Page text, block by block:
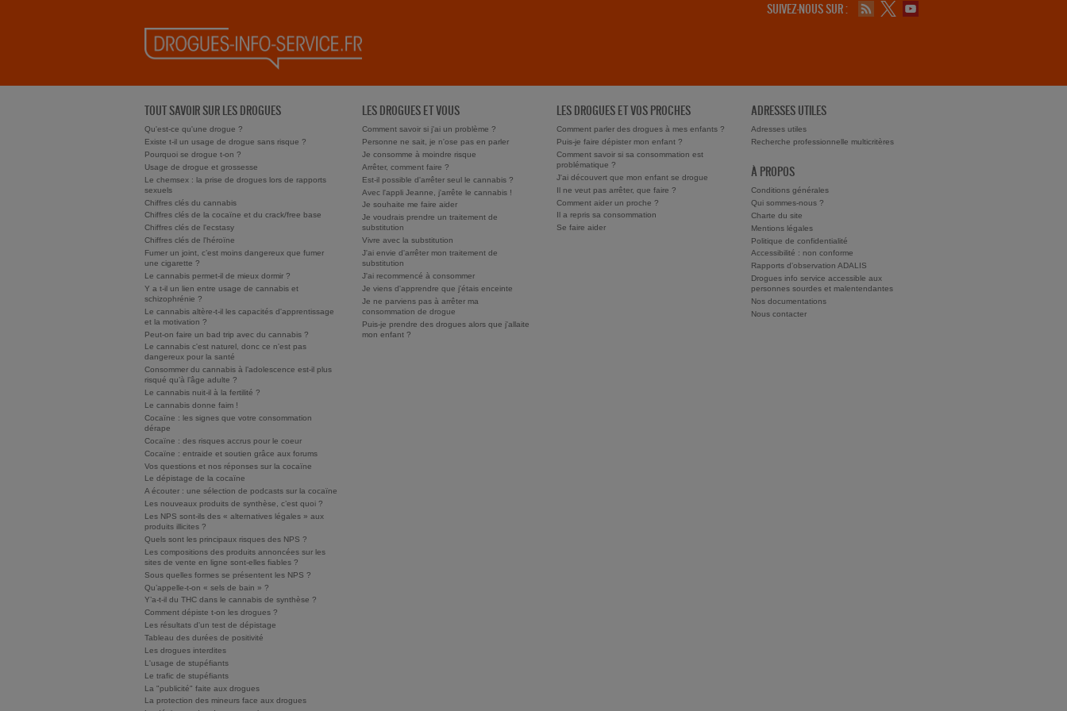
SUIVEZ-NOUS SUR :
TOUT SAVOIR SUR LES DROGUES
Qu'est-ce qu'une drogue ?
Existe t-il un usage de drogue sans risque ?
Pourquoi se drogue t-on ?
Usage de drogue et grossesse
Le chemsex : la prise de drogues lors de rapports
sexuels
Chiffres clés du cannabis
Chiffres clés de la cocaïne et du crack/free base
Chiffres clés de l'ecstasy
Chiffres clés de l'héroïne
Fumer un joint, c’est moins dangereux que fumer
une cigarette ?
Le cannabis permet-il de mieux dormir ?
Y a t-il un lien entre usage de cannabis et
schizophrénie ?
Le cannabis altère-t-il les capacités d'apprentissage
et la motivation ?
Peut-on faire un bad trip avec du cannabis ?
Le cannabis c'est naturel, donc ce n'est pas
dangereux pour la santé
Consommer du cannabis à l’adolescence est-il plus
risqué qu’à l’âge adulte ?
Le cannabis nuit-il à la fertilité ?
Le cannabis donne faim !
Cocaïne : les signes que votre consommation
dérape
Cocaïne : des risques accrus pour le coeur
Cocaïne : entraide et soutien grâce aux forums
Vos questions et nos réponses sur la cocaïne
Le dépistage de la cocaïne
A écouter : une sélection de podcasts sur la cocaïne
Les nouveaux produits de synthèse, c’est quoi ?
Les NPS sont-ils des « alternatives légales » aux
produits illicites ?
Quels sont les principaux risques des NPS ?
Les compositions des produits annoncées sur les
sites de vente en ligne sont-elles fiables ?
Sous quelles formes se présentent les NPS ?
Qu’appelle-t-on « sels de bain » ?
Y’a-t-il du THC dans le cannabis de synthèse ?
Comment dépiste t-on les drogues ?
Les résultats d'un test de dépistage
Tableau des durées de positivité
Les drogues interdites
L'usage de stupéfiants
Le trafic de stupéfiants
La "publicité" faite aux drogues
La protection des mineurs face aux drogues
LES DROGUES ET VOUS
Comment savoir si j'ai un problème ?
Personne ne sait, je n'ose pas en parler
Je consomme à moindre risque
Arrêter, comment faire ?
Est-il possible d'arrêter seul le cannabis ?
Avec l'appli Jeanne, j'arrête le cannabis !
Je souhaite me faire aider
Je voudrais prendre un traitement de
substitution
Vivre avec la substitution
J'ai envie d'arrêter mon traitement de
substitution
J'ai recommencé à consommer
Je viens d'apprendre que j'étais enceinte
Je ne parviens pas à arrêter ma
consommation de drogue
Puis-je prendre des drogues alors que j'allaite
mon enfant ?
LES DROGUES ET VOS PROCHES
Comment parler des drogues à mes enfants ?
Puis-je faire dépister mon enfant ?
Comment savoir si sa consommation est
problématique ?
J'ai découvert que mon enfant se drogue
Il ne veut pas arrêter, que faire ?
Comment aider un proche ?
Il a repris sa consommation
Se faire aider
ADRESSES UTILES
Adresses utiles
Recherche professionnelle multicritères
À PROPOS
Conditions générales
Qui sommes-nous ?
Charte du site
Mentions légales
Politique de confidentialité
Accessibilité : non conforme
Rapports d'observation ADALIS
Drogues info service accessible aux
personnes sourdes et malentendantes
Nos documentations
Nous contacter